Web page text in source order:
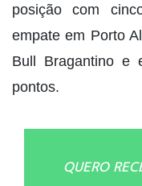
posição com
empate em Porto
Bull Bragantino e
pontos.
QUERO